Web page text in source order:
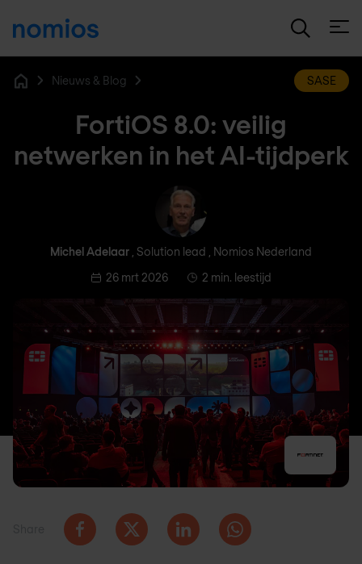
Nieuws & Blog SASE
FortiOS 8.0: veilig
netwerken in het AI-tijdperk
Michel Adelaar
Michel Adelaar , Solution lead , Nomios Nederland
26 mrt 2026
2 min. leestijd